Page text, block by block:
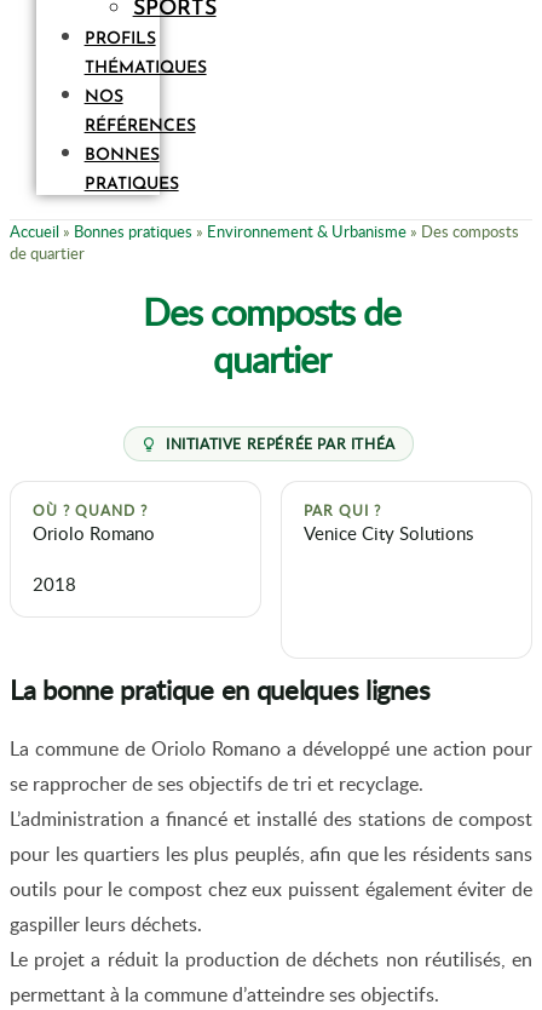
SPORTS
PROFILS
THÉMATIQUES
NOS
RÉFÉRENCES
BONNES
PRATIQUES
Accueil » Bonnes pratiques » Environnement & Urbanisme » Des composts
de quartier
Des composts de
quartier
OÙ ? QUAND ?
Oriolo Romano
2018
PAR QUI ?
Venice City Solutions
La bonne pratique en quelques lignes
La commune de Oriolo Romano a développé une action pour
se rapprocher de ses objectifs de tri et recyclage.
L’administration a financé et installé des stations de compost
pour les quartiers les plus peuplés, afin que les résidents sans
outils pour le compost chez eux puissent également éviter de
gaspiller leurs déchets.
Le projet a réduit la production de déchets non réutilisés, en
permettant à la commune d’atteindre ses objectifs.